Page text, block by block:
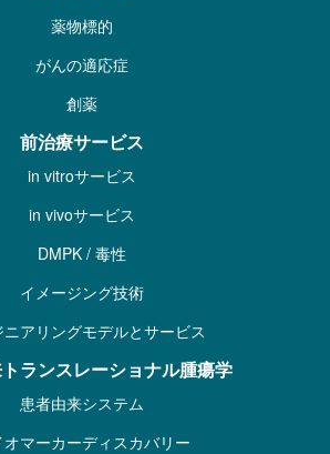
薬物標的
がんの適応症
創薬
前治療サービス
in vitroサービス
in vivoサービス
DMPK / 毒性
イメージング技術
ニアリングモデルとサービス
ランスレーショナル腫瘍学
患者由来システム
オマーカーディスカバリー